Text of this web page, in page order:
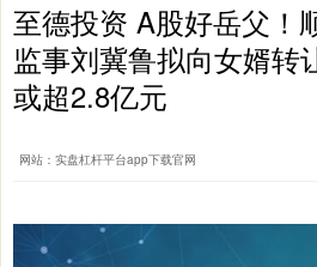
至德投资 A股好岳父！
监事刘冀鲁拟向女婿转
或超2.8亿元
网站：实盘杠杆平台app下载官网